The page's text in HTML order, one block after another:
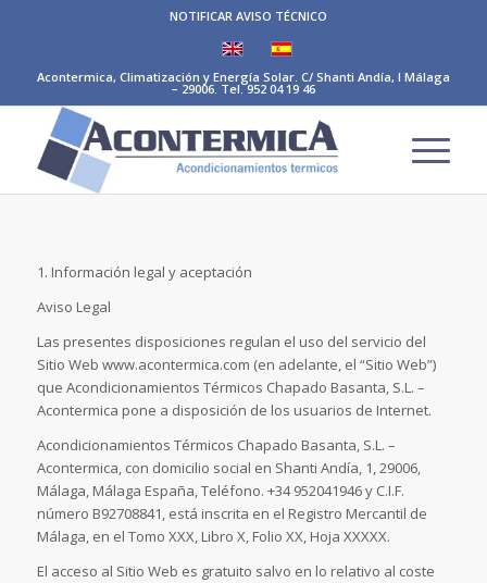
NOTIFICAR AVISO TÉCNICO
Acontermica, Climatización y Energía Solar. C/ Shanti Andía, I Málaga
– 29006. Tel. 952 04 19 46
1. Información legal y aceptación
Aviso Legal
Las presentes disposiciones regulan el uso del servicio del
Sitio Web www.acontermica.com (en adelante, el “Sitio Web”)
que Acondicionamientos Térmicos Chapado Basanta, S.L. –
Acontermica pone a disposición de los usuarios de Internet.
Acondicionamientos Térmicos Chapado Basanta, S.L. –
Acontermica, con domicilio social en Shanti Andía, 1, 29006,
Málaga, Málaga España, Teléfono. +34 952041946 y C.I.F.
número B92708841, está inscrita en el Registro Mercantil de
Málaga, en el Tomo XXX, Libro X, Folio XX, Hoja XXXXX.
El acceso al Sitio Web es gratuito salvo en lo relativo al coste